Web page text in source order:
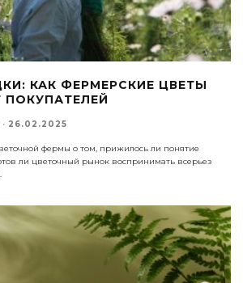
КАК ФЕРМЕРСКИЕ ЦВЕТЫ
· 26.02.2025
фермы о том, прижилось ли понятие
ли цветочный рынок воспринимать всерьез